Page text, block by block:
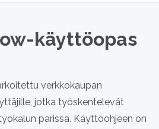
käyttöopas
verkkokaupan
jotka työskentelevät
parissa. Käyttöohjeen on